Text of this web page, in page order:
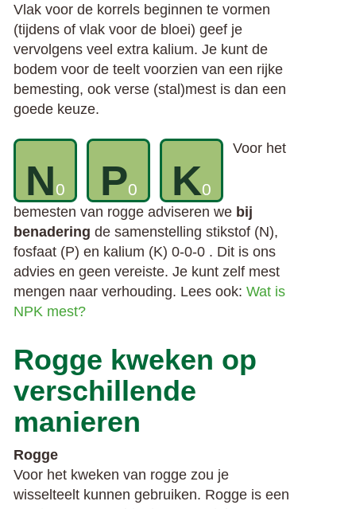
Vlak voor de korrels beginnen te vormen
(tijdens of vlak voor de bloei) geef je
vervolgens veel extra kalium. Je kunt de
bodem voor de teelt voorzien van een rijke
bemesting, ook verse (stal)mest is dan een
goede keuze.
N0 P0 K0
Voor het
bemesten van rogge adviseren we bij
benadering de samenstelling stikstof (N),
fosfaat (P) en kalium (K) 0-0-0 . Dit is ons
advies en geen vereiste. Je kunt zelf mest
mengen naar verhouding. Lees ook: Wat is
NPK mest?
Rogge kweken op
verschillende
manieren
Rogge
Voor het kweken van rogge zou je
wisselteelt kunnen gebruiken. Rogge is een